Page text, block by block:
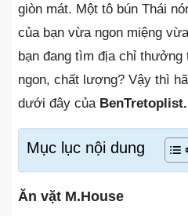
giòn mát. Một tô bún Thái
của bạn vừa ngon miệng
bạn đang tìm địa chỉ thưởng
ngon, chất lượng? Vậy thì
dưới đây của BenTretoplist.
Mục lục nội dung
Ăn vặt M.House